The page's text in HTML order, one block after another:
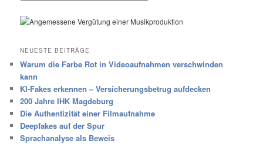
NEUESTE BEITRÄGE
Warum die Farbe Rot in Videoaufnahmen verschwinden
kann
KI-Fakes erkennen – Versicherungsbetrug aufdecken
200 Jahre IHK Magdeburg
Die Authentizität einer Filmaufnahme
Deepfakes auf der Spur
Sprachanalyse als Beweis